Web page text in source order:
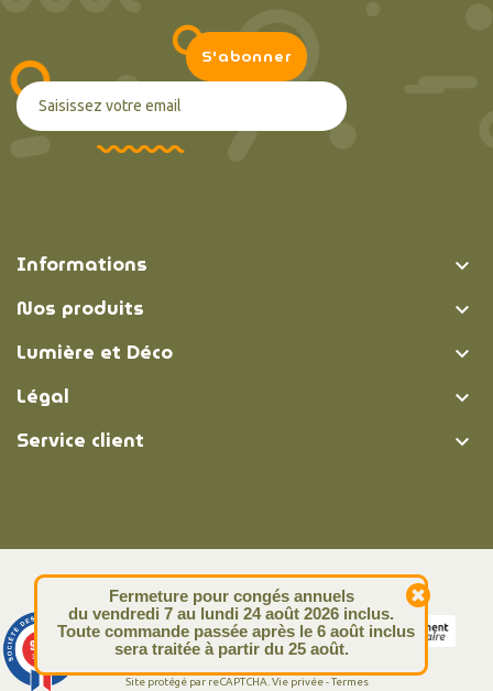
Informations 
Nos produits 
Lumière et Déco 
Légal 
Service client 
© Lumière et Déco | 2026
Site protégé par reCAPTCHA. Vie privée-Termes
Fermeture pour congés annuels
du vendredi 7 au lundi 24 août 2026 inclus.
Toute commande passée après le 6 août inclus
sera traitée à partir du 25 août.
9.4
313 avis